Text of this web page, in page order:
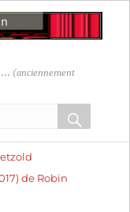
(anciennement
OK
de Robin